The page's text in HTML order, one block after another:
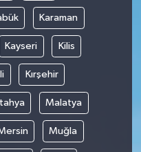
Karaman
Kayseri Kilis
Kırşehir
Malatya
Muğla